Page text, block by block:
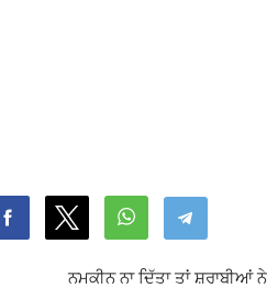
ਨਮਕੀਨ ਨਾ ਦਿੱਤਾ ਤਾਂ ਸ਼ਰਾਬੀਆਂ ਨੇ